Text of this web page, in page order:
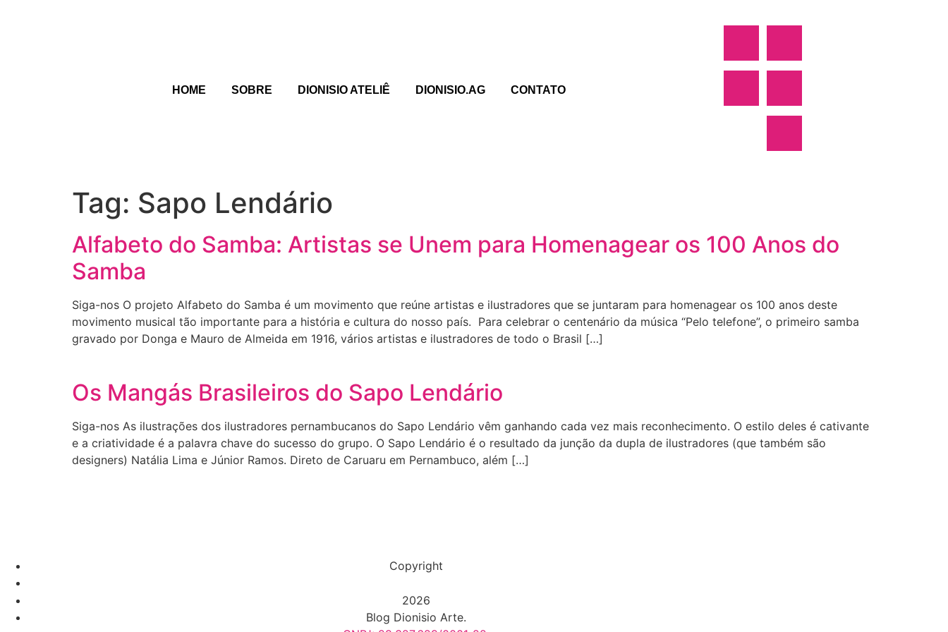
HOME SOBRE DIONISIO ATELIÊ DIONISIO.AG CONTATO
Tag: Sapo Lendário
Alfabeto do Samba: Artistas se Unem para Homenagear os 100 Anos do
Samba
Siga-nos O projeto Alfabeto do Samba é um movimento que reúne artistas e ilustradores que se juntaram para homenagear os 100 anos deste
movimento musical tão importante para a história e cultura do nosso país. Para celebrar o centenário da música “Pelo telefone”, o primeiro samba
gravado por Donga e Mauro de Almeida em 1916, vários artistas e ilustradores de todo o Brasil […]
Os Mangás Brasileiros do Sapo Lendário
Siga-nos As ilustrações dos ilustradores pernambucanos do Sapo Lendário vêm ganhando cada vez mais reconhecimento. O estilo deles é cativante
e a criatividade é a palavra chave do sucesso do grupo. O Sapo Lendário é o resultado da junção da dupla de ilustradores (que também são
designers) Natália Lima e Júnior Ramos. Direto de Caruaru em Pernambuco, além […]
Copyright
2026
Blog Dionisio Arte.